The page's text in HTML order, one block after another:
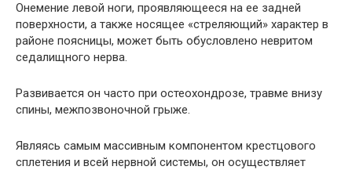
Онемение левой ноги, проявляющееся на ее задней
поверхности, а также носящее «стреляющий» характер в
районе поясницы, может быть обусловлено невритом
седалищного нерва.
Развивается он часто при остеохондрозе, травме внизу
спины, межпозвоночной грыже.
Являясь самым массивным компонентом крестцового
сплетения и всей нервной системы, он осуществляет